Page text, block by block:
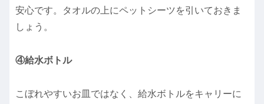
安心です。タオルの上にペットシーツを引いておきま
しょう。
④給水ボトル
こぼれやすいお皿ではなく、給水ボトルをキャリーに